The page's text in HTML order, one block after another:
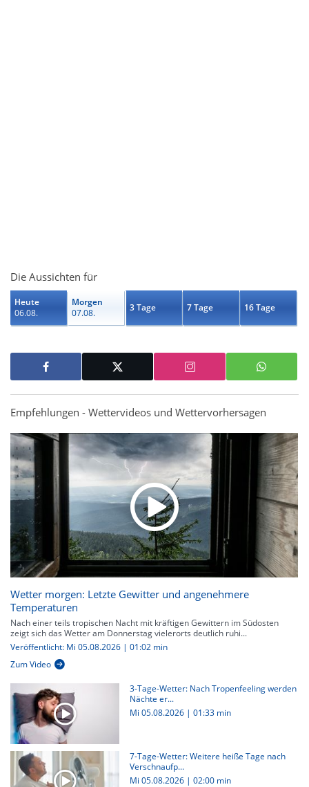
Die Aussichten für
Heute
06.08.
Morgen
07.08.
3 Tage 7 Tage 16 Tage
Empfehlungen - Wettervideos und Wettervorhersagen
Wetter morgen: Letzte Gewitter und angenehmere
Temperaturen
Nach einer teils tropischen Nacht mit kräftigen Gewittern im Südosten
zeigt sich das Wetter am Donnerstag vielerorts deutlich ruhi...
Veröffentlicht: Mi 05.08.2026 | 01:02 min
Zum Video
3-Tage-Wetter: Nach Tropenfeeling werden
Nächte er...
Mi 05.08.2026 | 01:33 min
7-Tage-Wetter: Weitere heiße Tage nach
Verschnaufp...
Mi 05.08.2026 | 02:00 min